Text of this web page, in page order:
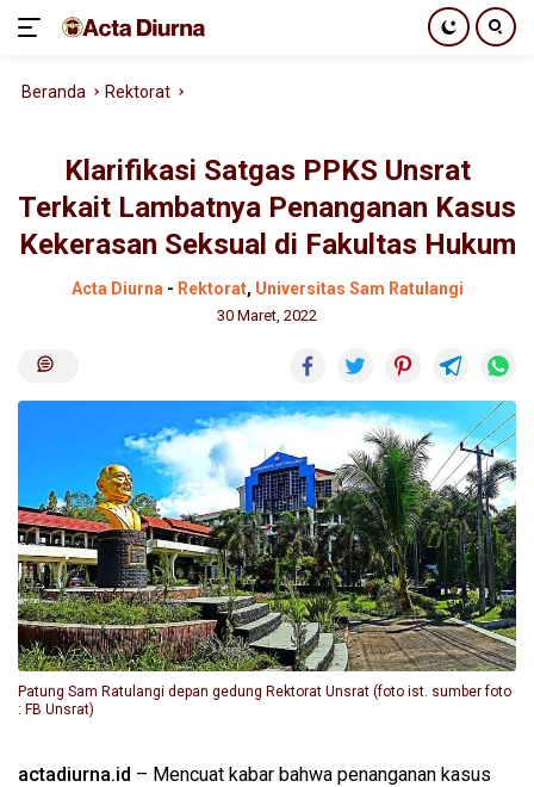
Beranda Rektorat
Klarifikasi Satgas PPKS Unsrat
Terkait Lambatnya Penanganan Kasus
Kekerasan Seksual di Fakultas Hukum
Acta Diurna - Rektorat, Universitas Sam Ratulangi
30 Maret, 2022
Patung Sam Ratulangi depan gedung Rektorat Unsrat (foto ist. sumber foto
: FB Unsrat)
actadiurna.id – Mencuat kabar bahwa penanganan kasus